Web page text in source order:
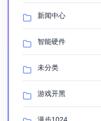
新闻中心
智能硬件
未分类
游戏开黑